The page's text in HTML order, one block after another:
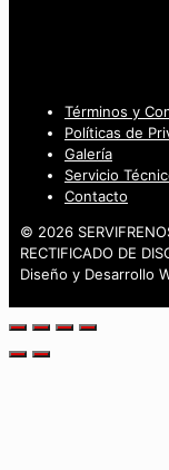
Términos y
Políticas de
Galería
Servicio
Contacto
© 2026
RECTIFICADO DE
Diseño y Desarrollo